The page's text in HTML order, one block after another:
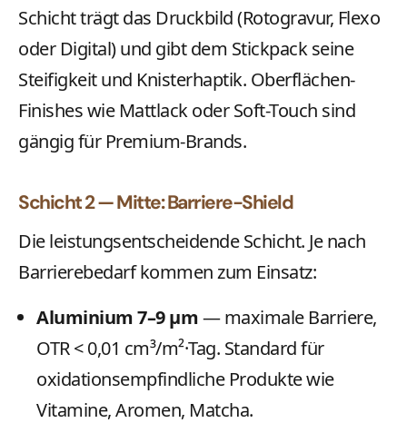
Schicht trägt das Druckbild (Rotogravur, Flexo
oder Digital) und gibt dem Stickpack seine
Steifigkeit und Knisterhaptik. Oberflächen-
Finishes wie Mattlack oder Soft-Touch sind
gängig für Premium-Brands.
Schicht 2 — Mitte: Barriere-Shield
Die leistungsentscheidende Schicht. Je nach
Barrierebedarf kommen zum Einsatz:
Aluminium 7–9 µm— maximale Barriere,
OTR < 0,01 cm³/m²·Tag. Standard für
oxidationsempfindliche Produkte wie
Vitamine, Aromen, Matcha.